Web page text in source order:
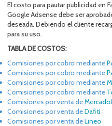
El costo para pautar publicidad en
Google Adsense debe ser
deseada. Debiendo el cliente
para su uso.
TABLA DE COSTOS:
Comisiones por cobro mediante
Comisiones por cobro mediante
Comisiones por cobro mediante
Comisiones por cobro mediante
Comisiones por venta de
Comisiones por venta deDafiti
Comisiones por venta deLineo